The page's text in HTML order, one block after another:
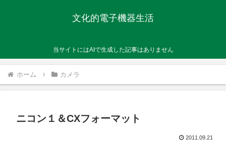
文化的電子機器生活
当サイトにはAIで生成した記事はありません
ホーム カメラ
ニコン１＆CXフォーマット
2011.09.21